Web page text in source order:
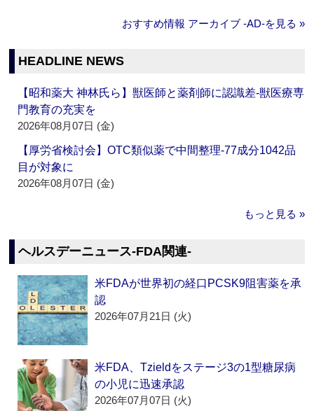
おすすめ情報 アーカイブ ‐AD‐を見る »
HEADLINE NEWS
【昭和薬大 神林氏ら】獣医師と薬剤師に認識差‐獣医療専
門教育の充実を
2026年08月07日 (金)
【厚労省検討会】OTC類似薬で中間整理‐77成分1042品
目が対象に
2026年08月07日 (金)
もっと見る »
ヘルスデーニュース‐FDA関連‐
米FDAが世界初の経口PCSK9阻害薬を承
認
2026年07月21日 (火)
米FDA、Tzieldをステージ3の1型糖尿病
の小児に迅速承認
2026年07月07日 (火)